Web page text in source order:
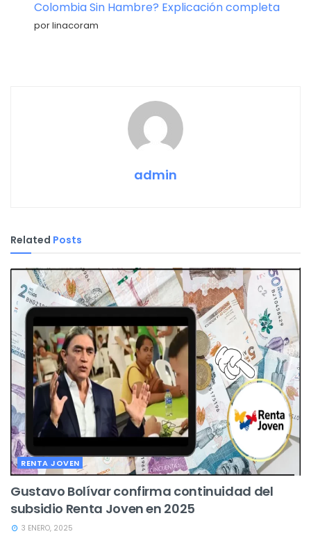
Colombia Sin Hambre? Explicación completa
por linacoram
admin
Related Posts
RENTA JOVEN
Gustavo Bolívar confirma continuidad del
subsidio Renta Joven en 2025
3 ENERO, 2025